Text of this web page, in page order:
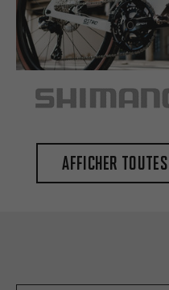
Afficher toutes